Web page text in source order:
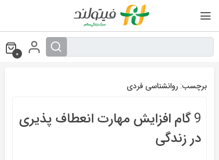
0
برچسب: روانشناسی فردی
9 گام افزایش مهارت انعطاف پذیری
در زندگی